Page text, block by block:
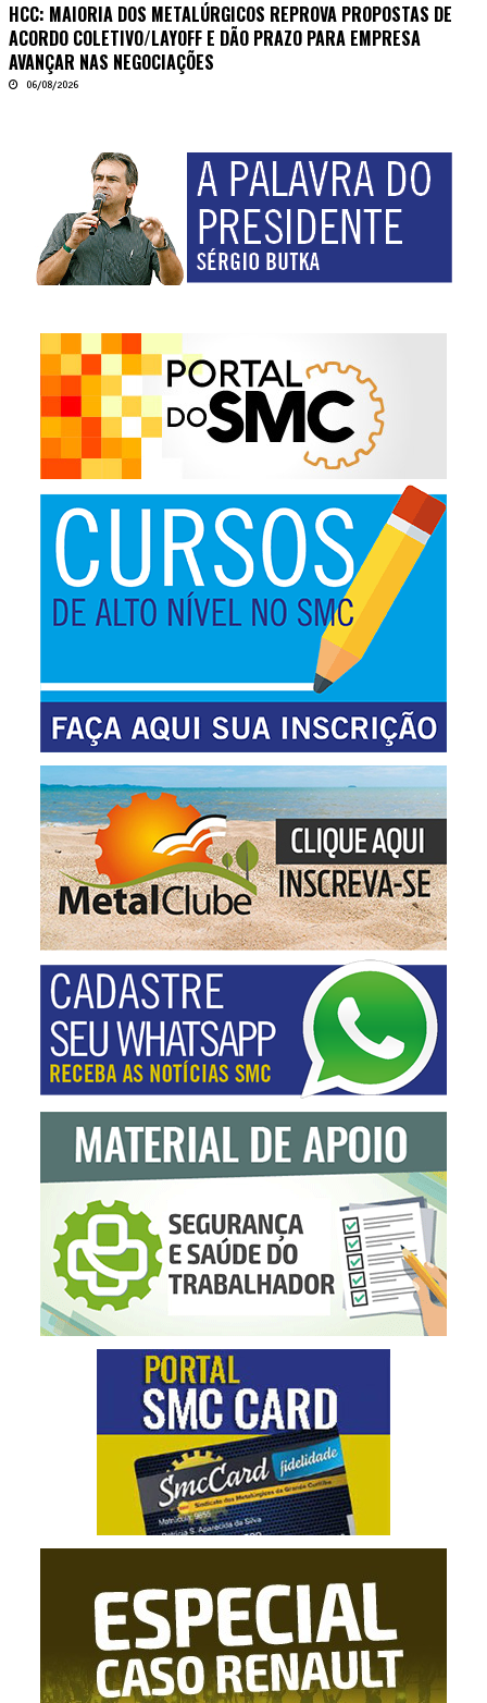
HCC: MAIORIA DOS METALÚRGICOS REPROVA PROPOSTAS DE
ACORDO COLETIVO/LAYOFF E DÃO PRAZO PARA EMPRESA
AVANÇAR NAS NEGOCIAÇÕES
06/08/2026